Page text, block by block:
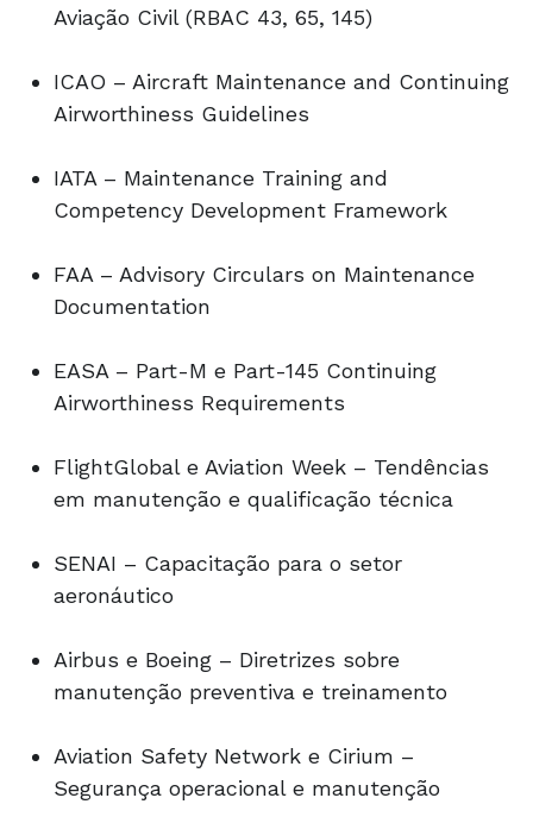
Aviação Civil (RBAC 43, 65, 145)
ICAO – Aircraft Maintenance and Continuing
Airworthiness Guidelines
IATA – Maintenance Training and
Competency Development Framework
FAA – Advisory Circulars on Maintenance
Documentation
EASA – Part-M e Part-145 Continuing
Airworthiness Requirements
FlightGlobal e Aviation Week – Tendências
em manutenção e qualificação técnica
SENAI – Capacitação para o setor
aeronáutico
Airbus e Boeing – Diretrizes sobre
manutenção preventiva e treinamento
Aviation Safety Network e Cirium –
Segurança operacional e manutenção